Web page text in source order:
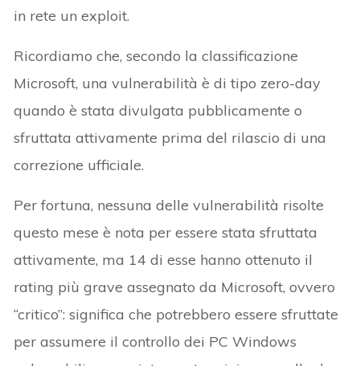
in rete un exploit.
Ricordiamo che, secondo la classificazione
Microsoft, una vulnerabilità è di tipo zero-day
quando è stata divulgata pubblicamente o
sfruttata attivamente prima del rilascio di una
correzione ufficiale.
Per fortuna, nessuna delle vulnerabilità risolte
questo mese è nota per essere stata sfruttata
attivamente, ma 14 di esse hanno ottenuto il
rating più grave assegnato da Microsoft, ovvero
“critico”: significa che potrebbero essere sfruttate
per assumere il controllo dei PC Windows